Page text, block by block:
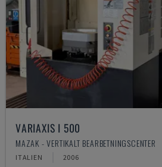
VARIAXIS I 500
MAZAK - VERTIKALT BEARBETNINGSCENTER
ITALIEN 2006